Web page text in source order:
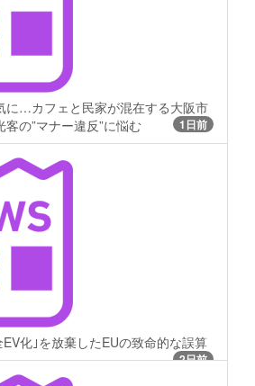
に…カフェと民家が混在する大阪市
の”マナー違反”に悩む
1日前
化｣を放棄したEUの致命的な誤算
2日前